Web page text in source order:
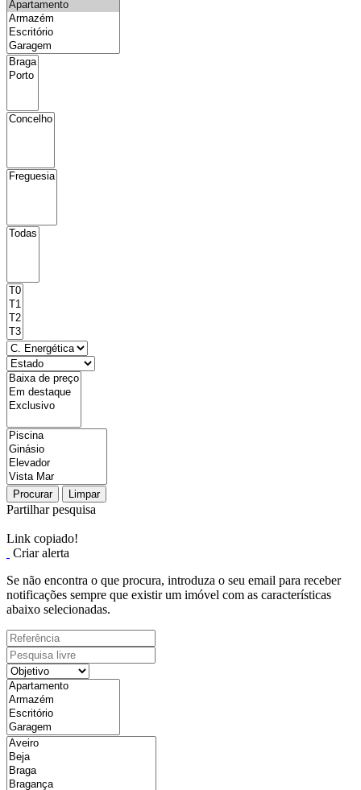
Procurar Limpar
Partilhar pesquisa
Link copiado!
Criar alerta
Se não encontra o que procura, introduza o seu email para receber
notificações sempre que existir um imóvel com as características
abaixo selecionadas.